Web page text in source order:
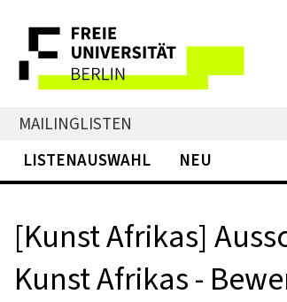
MAILINGLISTEN
LISTENAUSWAHL
NEU
[Kunst Afrikas]
Kunst Afrikas -